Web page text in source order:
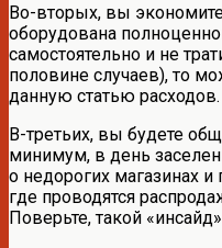
Во-вторых, вы
оборудована
самостоятельно и не
половине случаев), то
данную статью расходов.
В-третьих, вы будете
минимум, в день
о недорогих магазинах и
где проводятся
Поверьте, такой